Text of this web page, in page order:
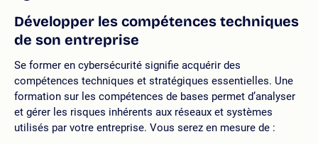
Développer les compétences techniques
de son entreprise
Se former en cybersécurité signifie acquérir des
compétences techniques et stratégiques essentielles. Une
formation sur les compétences de bases permet d’analyser
et gérer les risques inhérents aux réseaux et systèmes
utilisés par votre entreprise. Vous serez en mesure de :